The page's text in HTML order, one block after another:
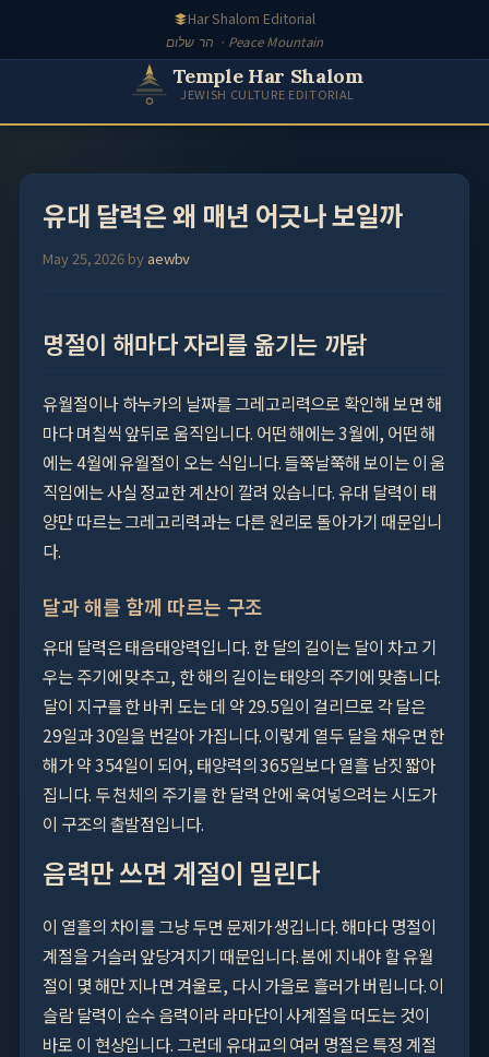
Har Shalom Editorial
הר שלום · Peace Mountain
Temple Har Shalom
JEWISH CULTURE EDITORIAL
유대 달력은 왜 매년 어긋나 보일까
May 25, 2026 by aewbv
명절이 해마다 자리를 옮기는 까닭
유월절이나 하누카의 날짜를 그레고리력으로 확인해 보면 해
마다 며칠씩 앞뒤로 움직입니다. 어떤 해에는 3월에, 어떤 해
에는 4월에 유월절이 오는 식입니다. 들쭉날쭉해 보이는 이 움
직임에는 사실 정교한 계산이 깔려 있습니다. 유대 달력이 태
양만 따르는 그레고리력과는 다른 원리로 돌아가기 때문입니
다.
달과 해를 함께 따르는 구조
유대 달력은 태음태양력입니다. 한 달의 길이는 달이 차고 기
우는 주기에 맞추고, 한 해의 길이는 태양의 주기에 맞춥니다.
달이 지구를 한 바퀴 도는 데 약 29.5일이 걸리므로 각 달은
29일과 30일을 번갈아 가집니다. 이렇게 열두 달을 채우면 한
해가 약 354일이 되어, 태양력의 365일보다 열흘 남짓 짧아
집니다. 두 천체의 주기를 한 달력 안에 욱여넣으려는 시도가
이 구조의 출발점입니다.
음력만 쓰면 계절이 밀린다
이 열흘의 차이를 그냥 두면 문제가 생깁니다. 해마다 명절이
계절을 거슬러 앞당겨지기 때문입니다. 봄에 지내야 할 유월
절이 몇 해만 지나면 겨울로, 다시 가을로 흘러가 버립니다. 이
슬람 달력이 순수 음력이라 라마단이 사계절을 떠도는 것이
바로 이 현상입니다. 그런데 유대교의 여러 명절은 특정 계절